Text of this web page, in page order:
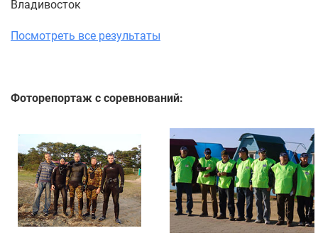
Владивосток
Посмотреть все результаты
Фоторепортаж с соревнований: